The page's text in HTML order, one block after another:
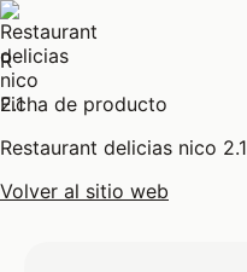
R
Ficha de producto
Restaurant delicias nico 2.1
Volver al sitio web